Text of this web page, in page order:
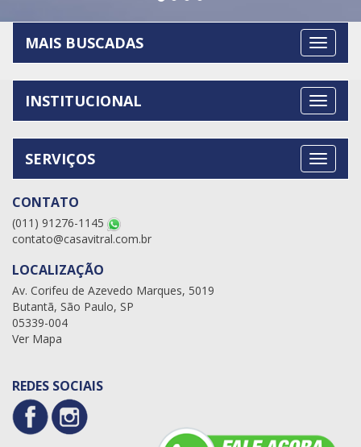
MAIS BUSCADAS
INSTITUCIONAL
SERVIÇOS
CONTATO
(011) 91276-1145
contato@casavitral.com.br
LOCALIZAÇÃO
Av. Corifeu de Azevedo Marques, 5019
Butantã, São Paulo, SP
05339-004
Ver Mapa
REDES SOCIAIS